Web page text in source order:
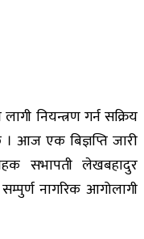
नियन्त्रण गर्न सक्रिय
आज एक बिज्ञप्ति जारी
सभापती लेखबहादुर
नागरिक आगोलागी